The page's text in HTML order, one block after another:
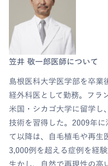
笠井 敬一郎医師について
島根医科大学医学部を卒業
経外科医として勤務。フラ
米国・シカゴ大学に留学し
技術を習得した。2009年
て以降は、自毛植毛や再生
3,000例を超える症例を経
生かし、自然で再現性の高